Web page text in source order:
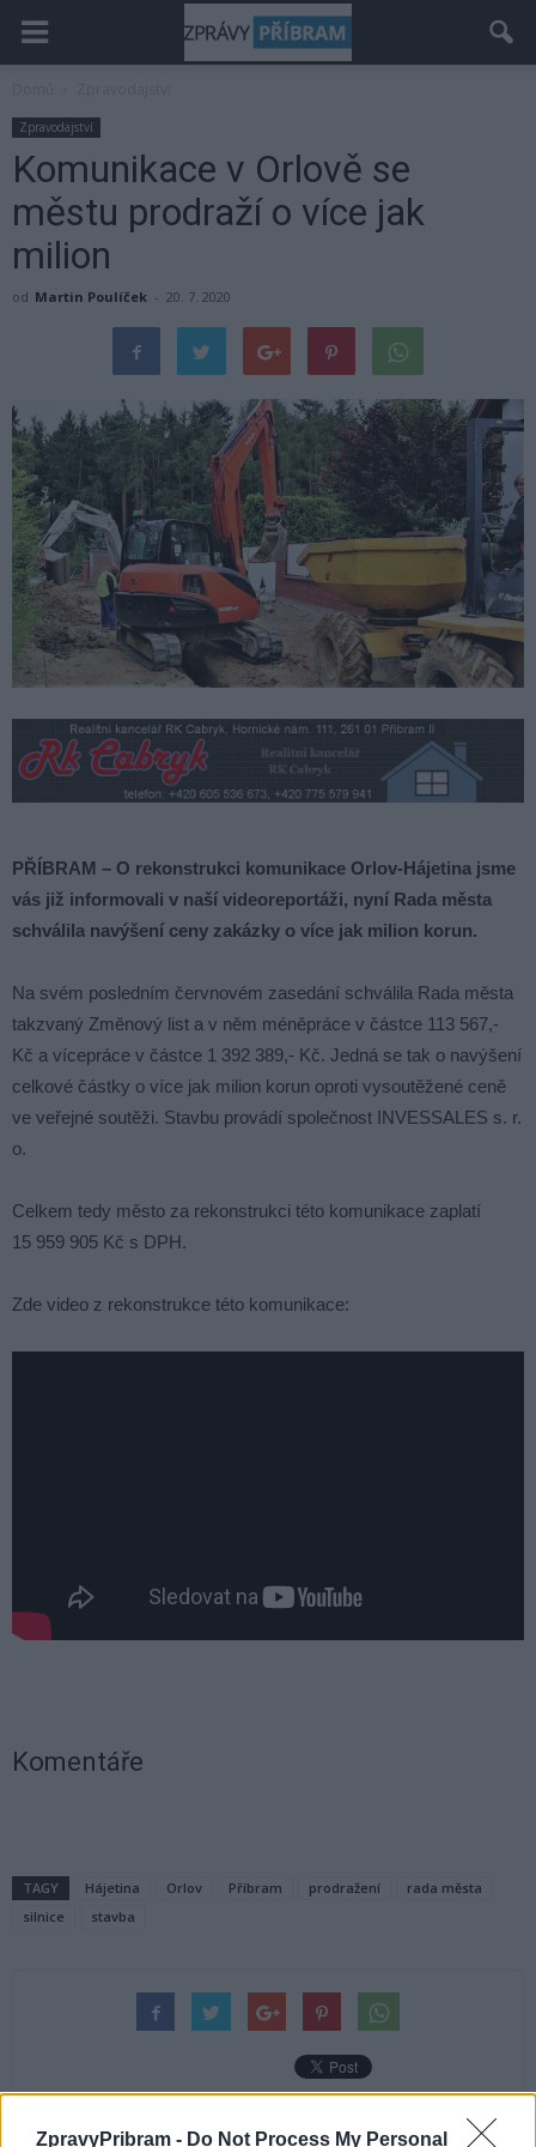
ZpravyPribram - Do Not Process My Personal
Zpravodajství
Komunikace v Orlově se
městu prodraží o více jak
milion
od Martin Poulíček - 20. 7. 2020
PŘÍBRAM – O rekonstrukci komunikace Orlov-Hájetina jsme
vás již informovali v naší videoreportáži, nyní Rada města
schválila navýšení ceny zakázky o více jak milion korun.
Na svém posledním červnovém zasedání schválila Rada města
takzvaný Změnový list a v něm méněpráce v částce 113 567,-
Kč a vícepráce v částce 1 392 389,- Kč. Jedná se tak o navýšení
celkové částky o více jak milion korun oproti vysoutěžené ceně
ve veřejné soutěži. Stavbu provádí společnost INVESSALES s. r.
o.
Celkem tedy město za rekonstrukci této komunikace zaplatí
15 959 905 Kč s DPH.
Zde video z rekonstrukce této komunikace:
Komentáře
TAGY Hájetina Orlov Příbram prodražení
rada města
silnice
stavba